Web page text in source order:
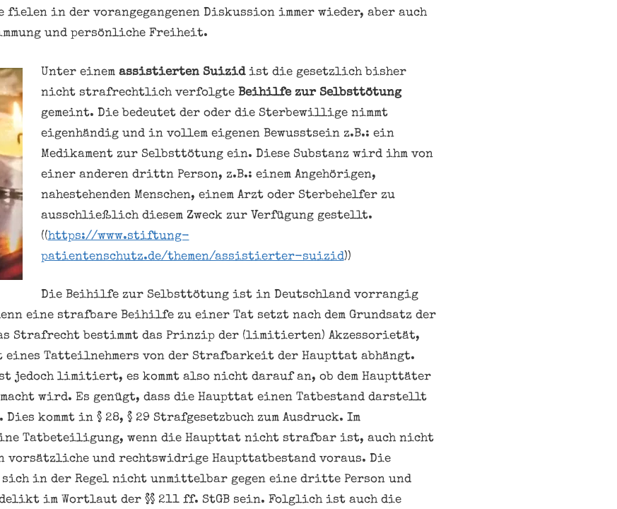
in der vorangegangenen Diskussion immer wieder, aber auch
und persönliche Freiheit.
Unter einem assistierten Suizidist die gesetzlich bisher
nicht strafrechtlich verfolgte Beihilfe zur Selbsttötung
gemeint. Die bedeutet der oder die Sterbewillige nimmt
eigenhändig und in vollem eigenen Bewusstsein z.B.: ein
Medikament zur Selbsttötung ein. Diese Substanz wird ihm von
einer anderen drittn Person, z.B.: einem Angehörigen,
nahestehenden Menschen, einem Arzt oder Sterbehelfer zu
ausschließlich diesem Zweck zur Verfügung gestellt.
((https://www.stiftung-
patientenschutz.de/themen/assistierter-suizid))
Die Beihilfe zur Selbsttötung ist in Deutschland vorrangig
eine strafbare Beihilfe zu einer Tat setzt nach dem Grundsatz der
Strafrecht bestimmt das Prinzip der (limitierten) Akzessorietät,
Tatteilnehmers von der Strafbarkeit der Haupttat abhängt.
jedoch limitiert, es kommt also nicht darauf an, ob dem Haupttäter
wird. Es genügt, dass die Haupttat einen Tatbestand darstellt
kommt in § 28, § 29 Strafgesetzbuch zum Ausdruck. Im
Tatbeteiligung, wenn die Haupttat nicht strafbar ist, auch nicht
vorsätzliche und rechtswidrige Haupttatbestand voraus. Die
in der Regel nicht unmittelbar gegen eine dritte Person und
im Wortlaut der §§ 211 ff. StGB sein. Folglich ist auch die